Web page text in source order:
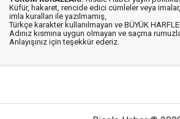
Küfür, hakaret, rencide edici cümleler veya
imla kuralları ile yazılmamış,
Türkçe karakter kullanılmayan ve BÜYÜK
Adınız kısmına uygun olmayan ve saçma
Anlayışınız için teşekkür ederiz.